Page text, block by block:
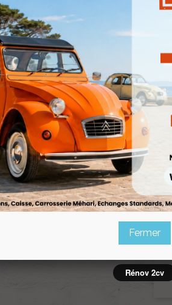
Fermer
Rénov 2cv